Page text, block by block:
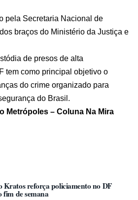
pela Secretaria Nacional de
braços do Ministério da Justiça e
de presos de alta
tem como principal objetivo o
do crime organizado para
do Brasil.
Metrópoles – Coluna Na Mira
Kratos reforça policiamento no DF
fim de semana